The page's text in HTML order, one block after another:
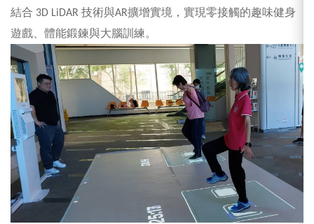
結合 3D LiDAR 技術與AR擴增實境，實現零接觸的趣味健身
遊戲、體能鍛鍊與大腦訓練。